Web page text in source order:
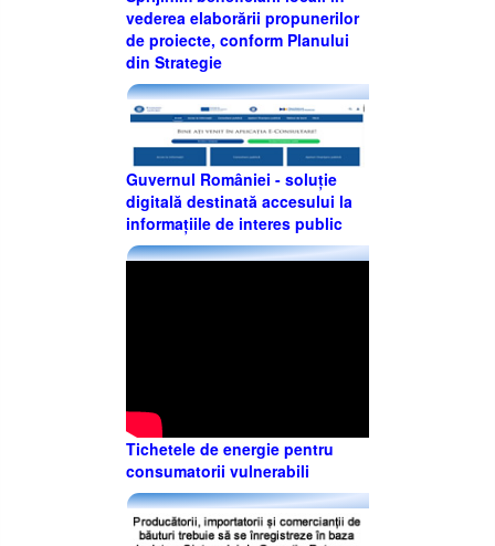
vederea elaborării propunerilor
de proiecte, conform Planului
din Strategie
Guvernul României - soluție
digitală destinată accesului la
informațiile de interes public
Tichetele de energie pentru
consumatorii vulnerabili